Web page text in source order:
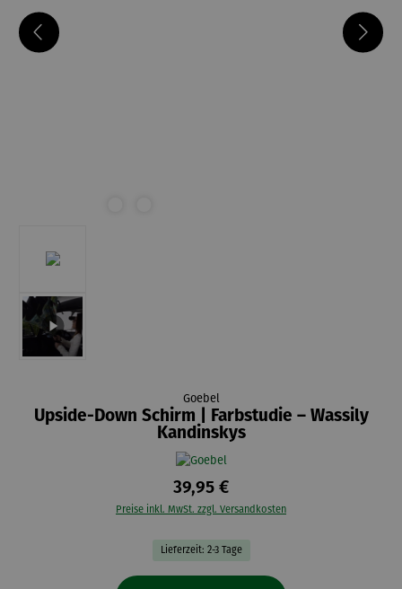
Goebel
Upside-Down Schirm | Farbstudie – Wassily
Kandinskys
39,95 €
Preise inkl. MwSt. zzgl. Versandkosten
Lieferzeit: 2-3 Tage